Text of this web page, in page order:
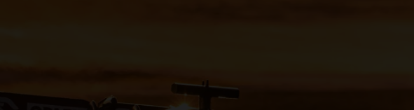
F1 COUREURS KAMPIOENSCHAP